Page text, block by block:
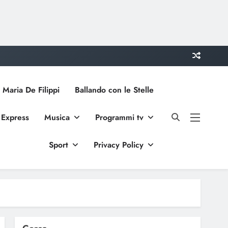
De Filippi Ballando con le Stelle
Musica Programmi tv
Sport Privacy Policy